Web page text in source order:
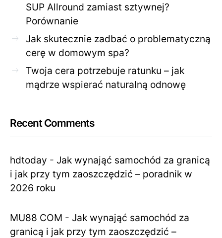
SUP Allround zamiast sztywnej?
Porównanie
Jak skutecznie zadbać o problematyczną
cerę w domowym spa?
Twoja cera potrzebuje ratunku – jak
mądrze wspierać naturalną odnowę
Recent Comments
hdtoday - Jak wynająć samochód za granicą
i jak przy tym zaoszczędzić – poradnik w
2026 roku
MU88 COM - Jak wynająć samochód za
granicą i jak przy tym zaoszczędzić –